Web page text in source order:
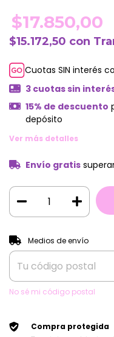
$17.850,00
$15.172,50 con
Cuotas SIN interés
3 cuotas sin
15% de descuento
depósito
Ver más detalles
Envío gratis
Entregas para el CP:
Medios de envío
No sé mi código postal
Compra protegida